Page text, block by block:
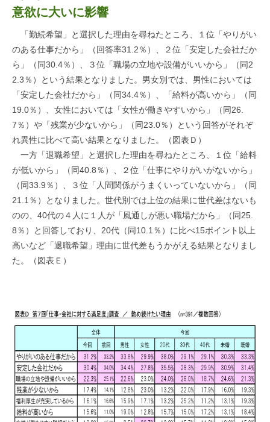
意欲に大いに影響
「勤続希望」と選択した理由を尋ねたところ、１位「やりがい
のある仕事だから」（回答率31.2％）、２位「安定した会社だか
ら」（同30.4％）、３位「職場の立地や設備がいいから」（同2
2.3％）という結果となりました。男女別では、男性においては
「安定した会社だから」（同34.4％）、「給料が高いから」（同
19.0％）、女性においては「女性が働きやすいから」（同26.
7％）や「残業が少ないから」（同23.0％）という回答がそれぞ
れ異性に比べて高い結果となりました。（図表Ｄ）
一方「退職希望」と選択した理由を尋ねたところ、１位「給料
が低いから」（同40.8％）、２位「仕事にやりがいがないから」
（同33.9％）、３位「人間関係がうまくいっていないから」（同
21.1％）となりました。世代別では上位の結果に世代差はないも
のの、40代の４人に１人が「風通しが悪い職場だから」（同25.
8％）と回答しており、20代（同10.1％）に比べ15ポイント以上
高いなど「退職希望」理由に世代差もうかがえる結果となりまし
た。（図表Ｅ）